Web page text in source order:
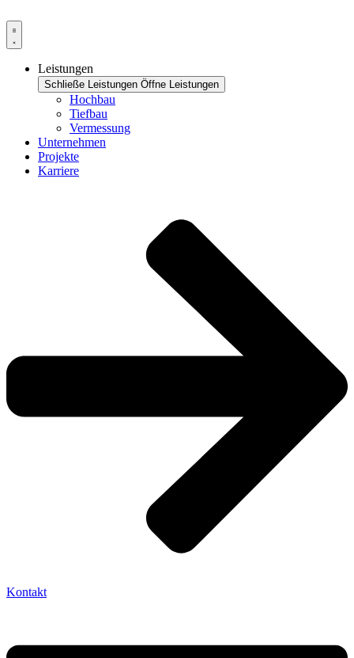
Inhalt
springen
Leistungen
Schließe Leistungen Öffne Leistungen
Hochbau
Tiefbau
Vermessung
Unternehmen
Projekte
Karriere
Kontakt